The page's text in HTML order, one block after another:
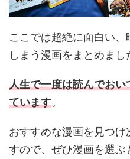
ここでは超絶に面白い
しまう漫画をまとめまし
人生で一度は読んでお
ています。
おすすめな漫画を見つけ
すので、ぜひ漫画を選ぶ